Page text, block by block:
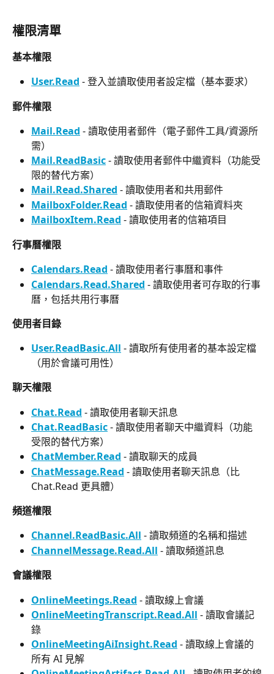
權限清單
基本權限
User.Read - 登入並讀取使用者設定檔（基本要求）
郵件權限
Mail.Read - 讀取使用者郵件（電子郵件工具/資源所
需）
Mail.ReadBasic - 讀取使用者郵件中繼資料（功能受
限的替代方案）
Mail.Read.Shared - 讀取使用者和共用郵件
MailboxFolder.Read - 讀取使用者的信箱資料夾
MailboxItem.Read - 讀取使用者的信箱項目
行事曆權限
Calendars.Read - 讀取使用者行事曆和事件
Calendars.Read.Shared - 讀取使用者可存取的行事
曆，包括共用行事曆
使用者目錄
User.ReadBasic.All - 讀取所有使用者的基本設定檔
（用於會議可用性）
聊天權限
Chat.Read - 讀取使用者聊天訊息
Chat.ReadBasic - 讀取使用者聊天中繼資料（功能
受限的替代方案）
ChatMember.Read - 讀取聊天的成員
ChatMessage.Read - 讀取使用者聊天訊息（比
Chat.Read 更具體）
頻道權限
Channel.ReadBasic.All - 讀取頻道的名稱和描述
ChannelMessage.Read.All - 讀取頻道訊息
會議權限
OnlineMeetings.Read - 讀取線上會議
OnlineMeetingTranscript.Read.All - 讀取會議記
錄
OnlineMeetingAiInsight.Read - 讀取線上會議的
所有 AI 見解